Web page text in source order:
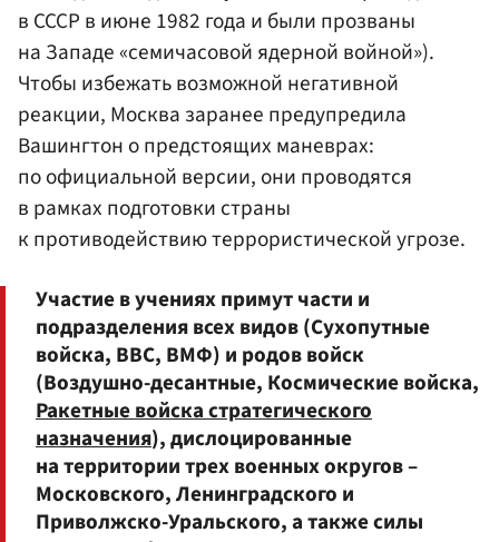
в СССР в июне 1982 года и были прозваны
на Западе «семичасовой ядерной войной»).
Чтобы избежать возможной негативной
реакции, Москва заранее предупредила
Вашингтон о предстоящих маневрах:
по официальной версии, они проводятся
в рамках подготовки страны
к противодействию террористической угрозе.
Участие в учениях примут части и
подразделения всех видов (Сухопутные
войска, ВВС, ВМФ) и родов войск
(Воздушно-десантные, Космические войска,
Ракетные войска стратегического
назначения), дислоцированные
на территории трех военных округов –
Московского, Ленинградского и
Приволжско-Уральского, а также силы